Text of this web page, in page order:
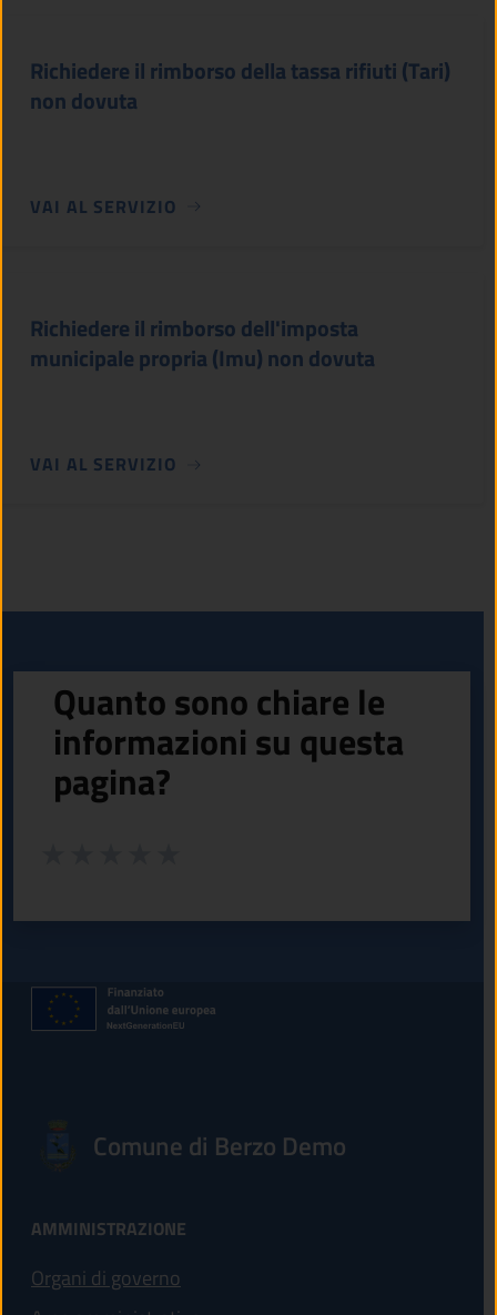
Richiedere il rimborso della tassa rifiuti (Tari)
non dovuta
VAI AL SERVIZIO
Richiedere il rimborso dell'imposta
municipale propria (Imu) non dovuta
VAI AL SERVIZIO
Quanto sono chiare le
informazioni su questa
pagina?
Comune di Berzo Demo
AMMINISTRAZIONE
Organi di governo